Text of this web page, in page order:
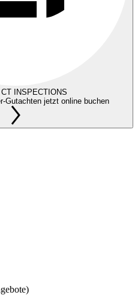
INSPECTIONS
Gutachten jetzt online buchen